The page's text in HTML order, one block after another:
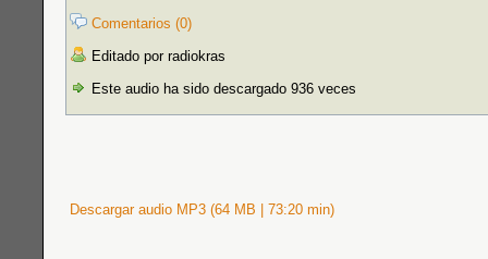
Comentarios (0)
Editado por radiokras
Este audio ha sido descargado 936 veces
Descargar audio MP3 (64 MB | 73:20 min)